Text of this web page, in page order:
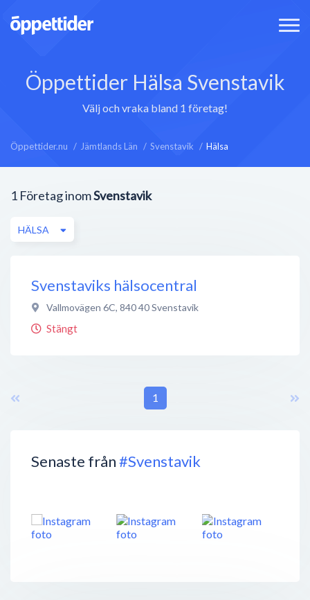
Öppettider Hälsa Svenstavik
Välj och vraka bland 1 företag!
Öppettider.nu Jämtlands Län Svenstavik Hälsa
Senaste från#Svenstavik
1 Företag inomSvenstavik
HÄLSA
Svenstaviks hälsocentral
Vallmovägen 6C, 840 40Svenstavik
Stängt
1